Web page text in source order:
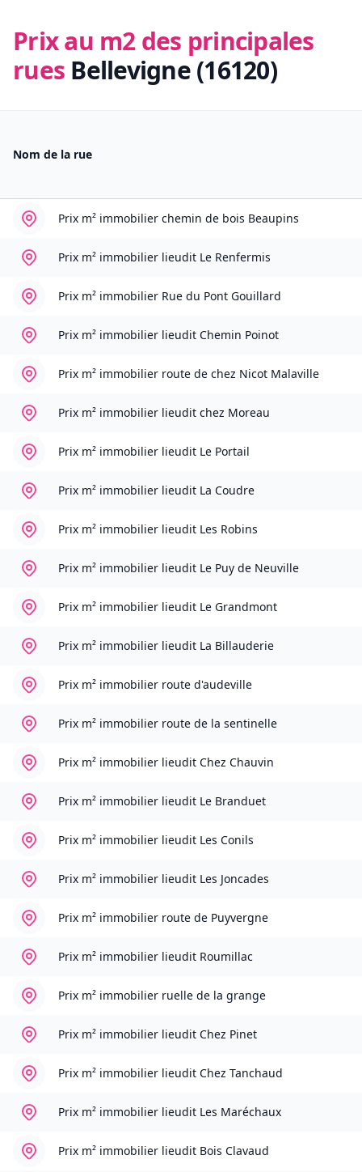
Prix au m2 des principales
rues Bellevigne (16120)
Nom de la rue
Prix m² immobilier chemin de bois Beaupins
Prix m² immobilier lieudit Le Renfermis
Prix m² immobilier Rue du Pont Gouillard
Prix m² immobilier lieudit Chemin Poinot
Prix m² immobilier route de chez Nicot Malaville
Prix m² immobilier lieudit chez Moreau
Prix m² immobilier lieudit Le Portail
Prix m² immobilier lieudit La Coudre
Prix m² immobilier lieudit Les Robins
Prix m² immobilier lieudit Le Puy de Neuville
Prix m² immobilier lieudit Le Grandmont
Prix m² immobilier lieudit La Billauderie
Prix m² immobilier route d'audeville
Prix m² immobilier route de la sentinelle
Prix m² immobilier lieudit Chez Chauvin
Prix m² immobilier lieudit Le Branduet
Prix m² immobilier lieudit Les Conils
Prix m² immobilier lieudit Les Joncades
Prix m² immobilier route de Puyvergne
Prix m² immobilier lieudit Roumillac
Prix m² immobilier ruelle de la grange
Prix m² immobilier lieudit Chez Pinet
Prix m² immobilier lieudit Chez Tanchaud
Prix m² immobilier lieudit Les Maréchaux
Prix m² immobilier lieudit Bois Clavaud